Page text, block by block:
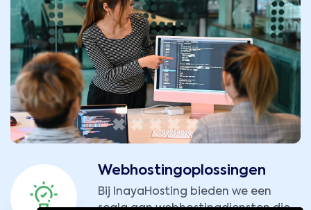
Webhostingoplossingen
Bij InayaHosting bieden we een